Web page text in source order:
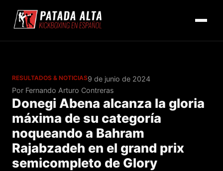
RESULTADOS & NOTICIAS9 de junio de 2024
Por Fernando Arturo Contreras
Donegi Abena alcanza la gloria
máxima de su categoría
noqueando a Bahram
Rajabzadeh en el grand prix
semicompleto de Glory